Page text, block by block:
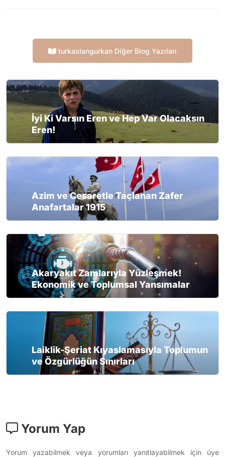
turkaslangurkan Diğer Blog Yazıları
İyi Ki Varsın Eren ve Hep Var Olacaksın
Eren!
Azim ve Cesaretle Taçlanan Zafer
Anafartalar 1915
Akaryakıt Zamlarıyla Yüzleşmek!
Ekonomik ve Toplumsal Yansımalar
Laiklik-Şeriat Kıyaslamasıyla Toplumun
ve Özgürlüğün Sınırları
Yorum Yap
Yorum yazabilmek veya yorumları yanıtlayabilmek için üye